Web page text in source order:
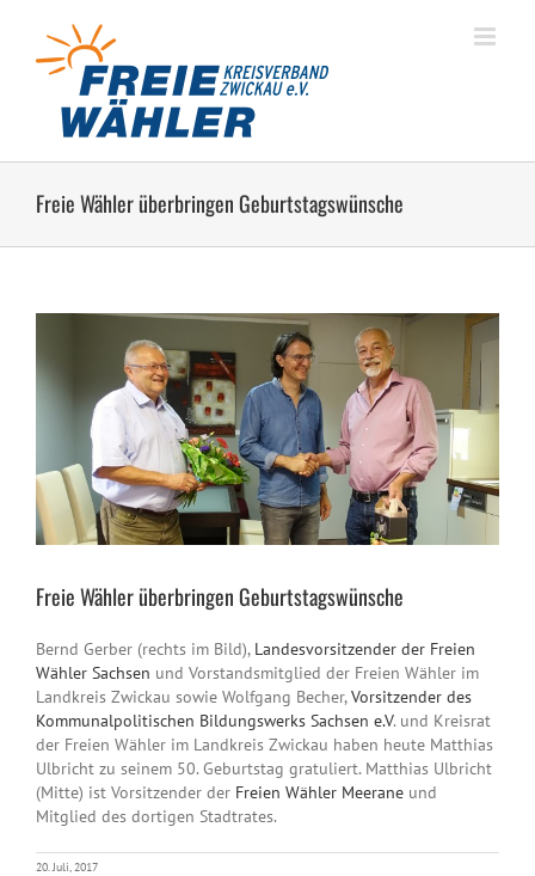
springen
Freie Wähler überbringen Geburtstagswünsche
Freie Wähler überbringen Geburtstagswünsche
Bernd Gerber (rechts im Bild), Landesvorsitzender der Freien
Wähler Sachsen und Vorstandsmitglied der Freien Wähler im
Landkreis Zwickau sowie Wolfgang Becher,Vorsitzender des
Kommunalpolitischen Bildungswerks Sachsen e.V. und Kreisrat
der Freien Wähler im Landkreis Zwickau haben heute Matthias
Ulbricht zu seinem 50. Geburtstag gratuliert. Matthias Ulbricht
(Mitte) ist Vorsitzender der Freien Wähler Meerane und
Mitglied des dortigen Stadtrates.
20. Juli, 2017